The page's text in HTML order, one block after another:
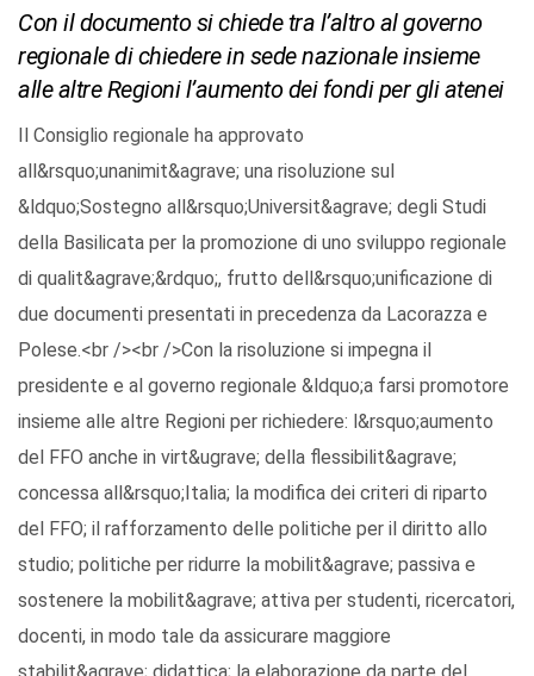
Con il documento si chiede tra l’altro al governo
regionale di chiedere in sede nazionale insieme
alle altre Regioni l’aumento dei fondi per gli atenei
Il Consiglio regionale ha approvato
all&rsquo;unanimit&agrave; una risoluzione sul
&ldquo;Sostegno all&rsquo;Universit&agrave; degli Studi
della Basilicata per la promozione di uno sviluppo regionale
di qualit&agrave;&rdquo;, frutto dell&rsquo;unificazione di
due documenti presentati in precedenza da Lacorazza e
Polese.<br /><br />Con la risoluzione si impegna il
presidente e al governo regionale &ldquo;a farsi promotore
insieme alle altre Regioni per richiedere: l&rsquo;aumento
del FFO anche in virt&ugrave; della flessibilit&agrave;
concessa all&rsquo;Italia; la modifica dei criteri di riparto
del FFO; il rafforzamento delle politiche per il diritto allo
studio; politiche per ridurre la mobilit&agrave; passiva e
sostenere la mobilit&agrave; attiva per studenti, ricercatori,
docenti, in modo tale da assicurare maggiore